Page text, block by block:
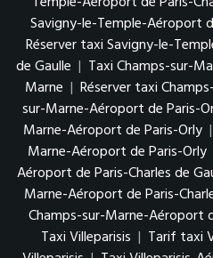
Savigny-le-Temple-Aéroport
Réserver taxi Savigny-le-
de Gaulle | Taxi Champs-sur-
Marne | Réserver taxi
sur-Marne-Aéroport de Paris-
Marne-Aéroport de Paris-Orly |
Marne-Aéroport de Paris-Orly
Aéroport de Paris-Charles de
Marne-Aéroport de Paris-
Champs-sur-Marne-Aéroport
Taxi Villeparisis | Tarif taxi